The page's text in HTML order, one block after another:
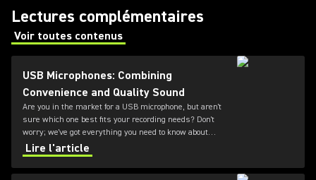
Lectures complémentaires
Voir toutes contenus
(Opens in a new tab)
USB Microphones: Combining
Convenience and Quality Sound
Are you in the market for a USB microphone, but aren't
sure which one best fits your recording needs? Don't
worry; we've got everything you need to know about
mics offering both plug-and-play functionality and great
sound.
Lire l'article